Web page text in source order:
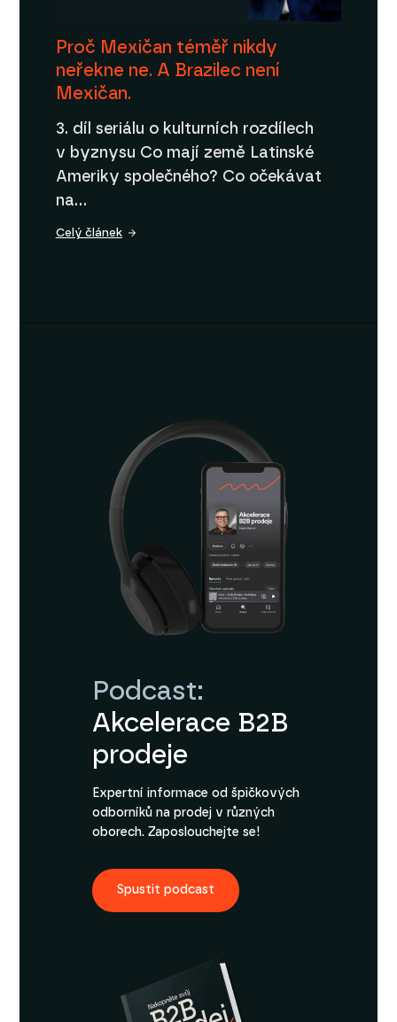
Proč Mexičan téměř nikdy
neřekne ne. A Brazilec není
Mexičan.
3. díl seriálu o kulturních rozdílech
v byznysu Co mají země Latinské
Ameriky společného? Co očekávat
na…
Celý článek
Podcast:
Akcelerace B2B
prodeje
Expertní informace od špičkových
odborníků na prodej v různých
oborech. Zaposlouchejte se!
Spustit podcast